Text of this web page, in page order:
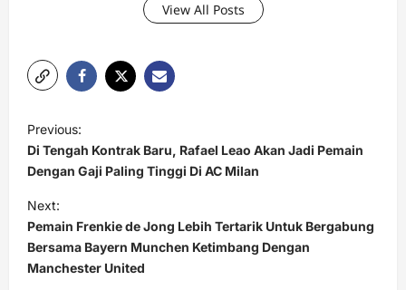
View All Posts
P
o
s
t
n
a
Previous:
Di Tengah Kontrak Baru, Rafael Leao Akan Jadi Pemain
Dengan Gaji Paling Tinggi Di AC Milan
Next:
Pemain Frenkie de Jong Lebih Tertarik Untuk Bergabung
Bersama Bayern Munchen Ketimbang Dengan
Manchester United